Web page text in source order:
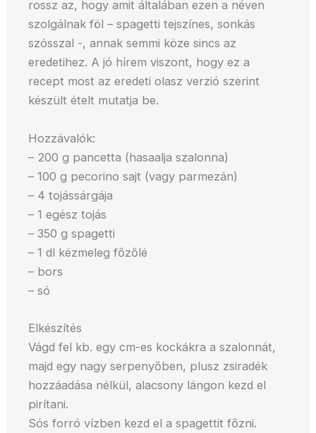
rossz az, hogy amit általában ezen a néven
szolgálnak föl – spagetti tejszínes, sonkás
szósszal -, annak semmi köze sincs az
eredetihez. A jó hírem viszont, hogy ez a
recept most az eredeti olasz verzió szerint
készült ételt mutatja be.
Hozzávalók:
– 200 g pancetta (hasaalja szalonna)
– 100 g pecorino sajt (vagy parmezán)
– 4 tojássárgája
– 1 egész tojás
– 350 g spagetti
– 1 dl kézmeleg főzőlé
– bors
– só
Elkészítés
Vágd fel kb. egy cm-es kockákra a szalonnát,
majd egy nagy serpenyőben, plusz zsiradék
hozzáadása nélkül, alacsony lángon kezd el
pirítani.
Sós forró vízben kezd el a spagettit főzni.